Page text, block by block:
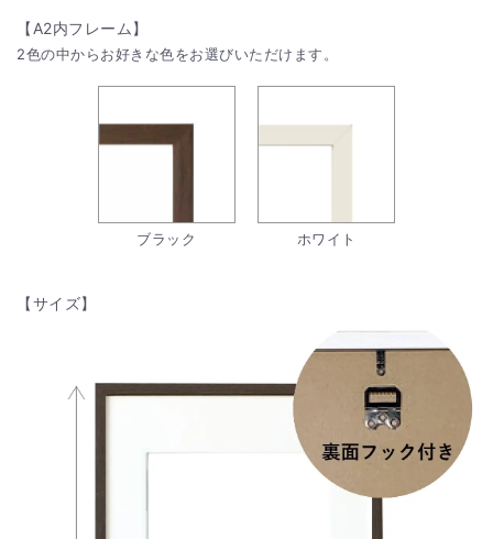
【A2内フレーム】
2色の中からお好きな色をお選びいただけます。
ブラック ホワイト
【サイズ】